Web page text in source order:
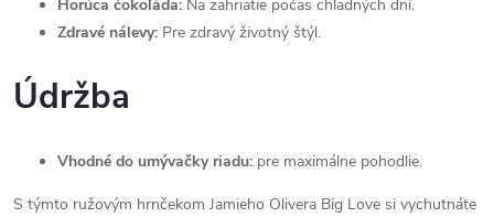
Horúca čokoláda: Na zahriatie počas chladných dní.
Zdravé nálevy: Pre zdravý životný štýl.
Údržba
Vhodné do umývačky riadu: pre maximálne pohodlie.
S týmto ružovým hrnčekom Jamieho Olivera Big Love si vychutnáte